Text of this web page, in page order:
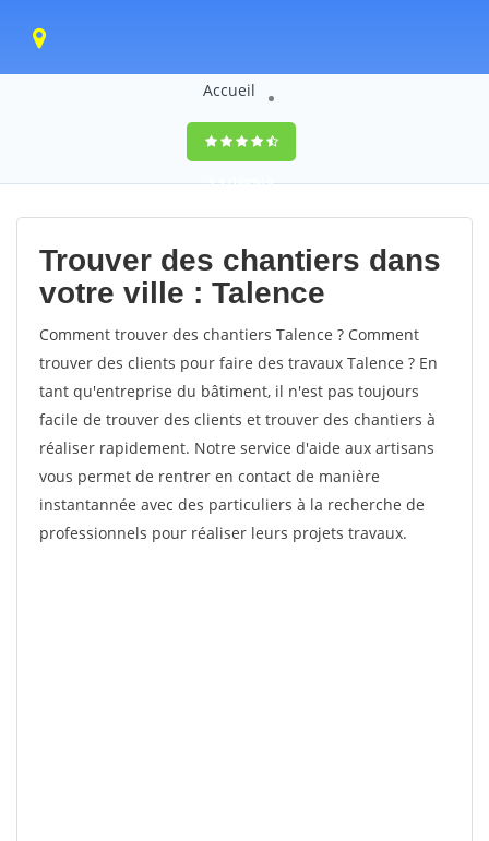
Accueil
9,4(100%)0
votes
Trouver des chantiers dans
votre ville : Talence
Comment trouver des chantiers Talence ? Comment
trouver des clients pour faire des travaux Talence ? En
tant qu'entreprise du bâtiment, il n'est pas toujours
facile de trouver des clients et trouver des chantiers à
réaliser rapidement. Notre service d'aide aux artisans
vous permet de rentrer en contact de manière
instantannée avec des particuliers à la recherche de
professionnels pour réaliser leurs projets travaux.